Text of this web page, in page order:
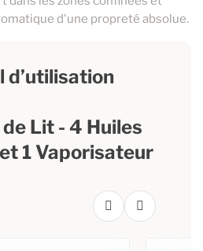
d'une propreté absolue.
d’utilisation
Lit - 4 Huiles
1 Vaporisateur